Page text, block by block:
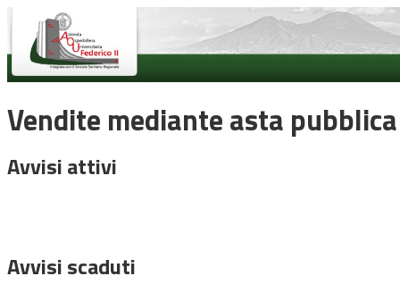
Vendite mediante asta pubblica
Avvisi attivi
Avvisi scaduti